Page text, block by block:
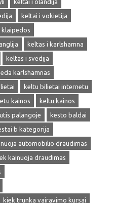
keltai i olandija
keltai i vokietija
klaipedos
keltas i karlshamna
keltas i svedija
karlshamnas
keltu bilietai internetu
kainos
keltu kainos
palangoje
kesto baldai
b kategorija
automobilio draudimas
kainuoja draudimas
kiek trunka vairavimo kursai